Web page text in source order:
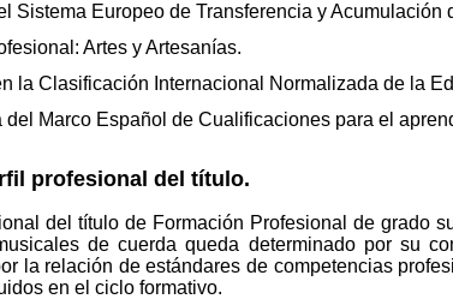
Europeo de Transferencia y Acumulación
Artes y Artesanías.
la Clasificación Internacional Normalizada de la
Marco Español de Cualificaciones para el
profesional del título.
del título de Formación Profesional de grado
de cuerda queda determinado por su
la relación de estándares de competencias
en el ciclo formativo.